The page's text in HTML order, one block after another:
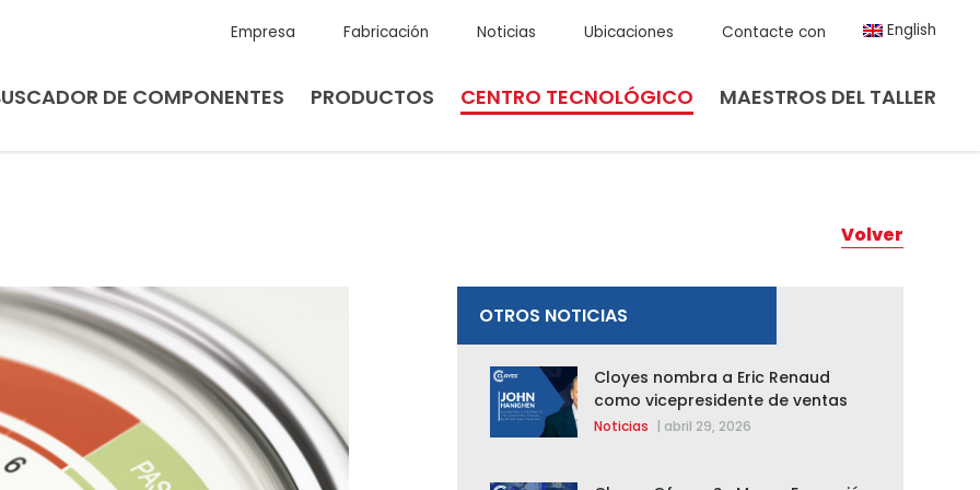
Empresa Fabricación Noticias Ubicaciones Contacte con English
DE COMPONENTES PRODUCTOS CENTRO TECNOLÓGICO MAESTROS DEL TALLER
Volver
OTROS NOTICIAS
Cloyes nombra a Eric Renaud
como vicepresidente de ventas
para Cloyes y Rotomaster
Noticias | abril 29, 2026